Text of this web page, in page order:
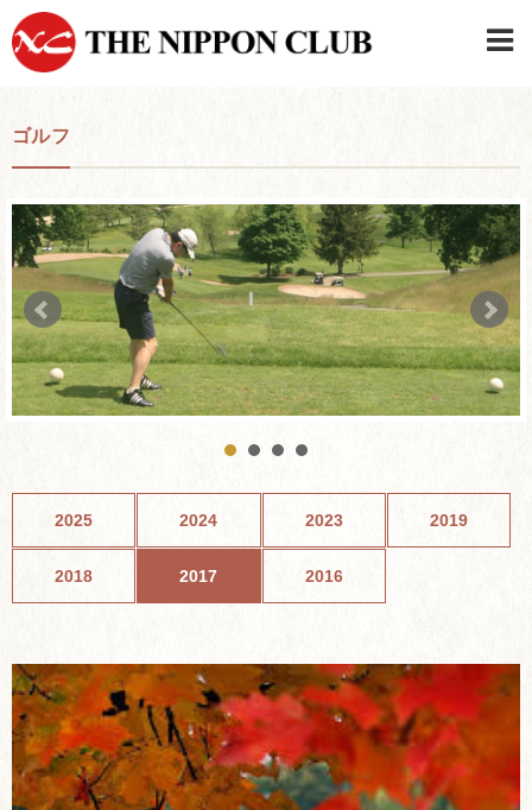
ゴルフ
2025 2024 2023 2019
2018 2017 2016
日本クラブメンバーログイン
連絡先・駐車場
はじめてご利用の方はこちら
›